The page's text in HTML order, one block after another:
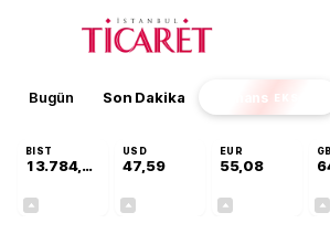
Bugün Son Dakika Finans EKSTRA
BIST
13.784,87
USD
47,59
EUR
55,08